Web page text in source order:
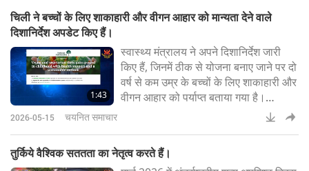
और फँसे हुए, चहचहाते बत्तख-शिशुओं को
(विगन): चूंकि यह सम
चिली ने बच्चों के लिए शाकाहारी और वीगन आहार को मान्यता देने वाले
दिशानिर्देश अपडेट किए हैं।
1:43
स्वास्थ्य मंत्रालय ने अपने दिशानिर्देश जारी
किए हैं, जिनमें ठीक से योजना बनाए जाने पर दो
वर्ष से कम उम्र के बच्चों के लिए शाकाहारी और
वीगन आहार को पर्याप्त बताया गया है।
मंत्रालय के अनुसार, सावधानीपूर्वक योजना
उपयुक्त बनाया जा सकता है, जिन्हें सप्लीमेंट के
2026-05-15 चयनित समाचार
तुर्किये वैश्विक सततता का नेतृत्व करते हैं।